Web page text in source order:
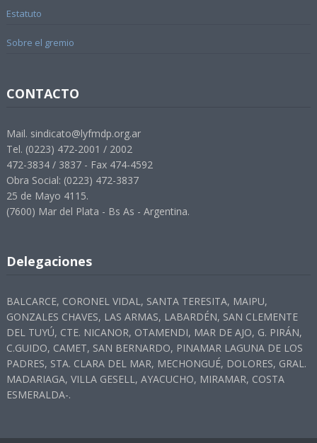
Estatuto
Sobre el gremio
CONTACTO
Mail. sindicato@lyfmdp.org.ar
Tel. (0223) 472-2001 / 2002
472-3834 / 3837 - Fax 474-4592
Obra Social: (0223) 472-3837
25 de Mayo 4115.
(7600) Mar del Plata - Bs As - Argentina.
Delegaciones
BALCARCE, CORONEL VIDAL, SANTA TERESITA, MAIPU,
GONZALES CHAVES, LAS ARMAS, LABARDÉN, SAN CLEMENTE
DEL TUYÚ, CTE. NICANOR, OTAMENDI, MAR DE AJO, G. PIRÁN,
C.GUIDO, CAMET, SAN BERNARDO, PINAMAR LAGUNA DE LOS
PADRES, STA. CLARA DEL MAR, MECHONGUÉ, DOLORES, GRAL.
MADARIAGA, VILLA GESELL, AYACUCHO, MIRAMAR, COSTA
ESMERALDA-.